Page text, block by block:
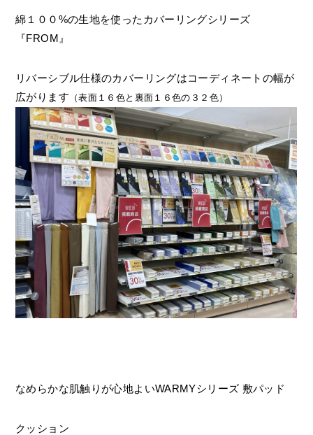
綿１００%の生地を使ったカバーリングシリーズ
『FROM』
リバーシブル仕様のカバーリングはコーディネートの幅が
広がります （表面１６色と裏面１６色の３２色）
なめらかな肌触りが心地よいWARMYシリーズ 敷パッド
クッション